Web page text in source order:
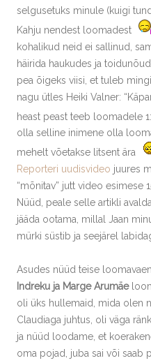
selgusetuks minule (kuigi
Kahju nendest loomadest
kohalikud neid ei sallinud,
häirida haukudes ja
pea õigeks viisi, et tuleb
nagu ütles Heiki Valner:
heast peast teeb loomadele
olla selline inimene olla
mehelt võetakse litsent ära
Reporteri uudisvideo juures
“mõnitav” jutt video esimese
Nüüd, peale selle artikli
jääda ootama, millal Jaan
mürki süstib ja seejärel
Asudes nüüd teise
Indreku ja Marge Arumäe
oli üks hullemaid, mida olen
Claudiaga juhtus, oli väga
ja nüüd loodame, et
oma pojad, juba sai või saab